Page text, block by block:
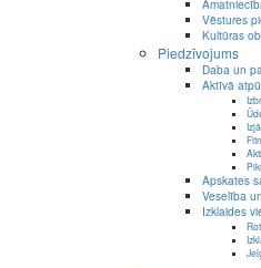
Vēstures
Kultūras
Piedzīvojums
Daba un
Aktīvā
Apskates
Veselība
Izklaides